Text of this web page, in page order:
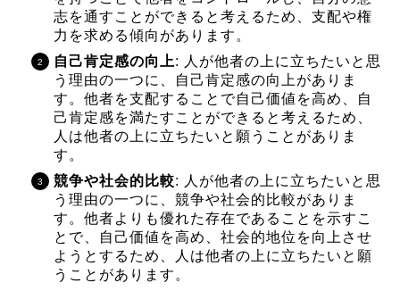
志を通すことができると考えるため、支配や権
力を求める傾向があります。
自己肯定感の向上: 人が他者の上に立ちたいと思
う理由の一つに、自己肯定感の向上がありま
す。他者を支配することで自己価値を高め、自
己肯定感を満たすことができると考えるため、
人は他者の上に立ちたいと願うことがありま
す。
競争や社会的比較: 人が他者の上に立ちたいと思
う理由の一つに、競争や社会的比較がありま
す。他者よりも優れた存在であることを示すこ
とで、自己価値を高め、社会的地位を向上させ
ようとするため、人は他者の上に立ちたいと願
うことがあります。